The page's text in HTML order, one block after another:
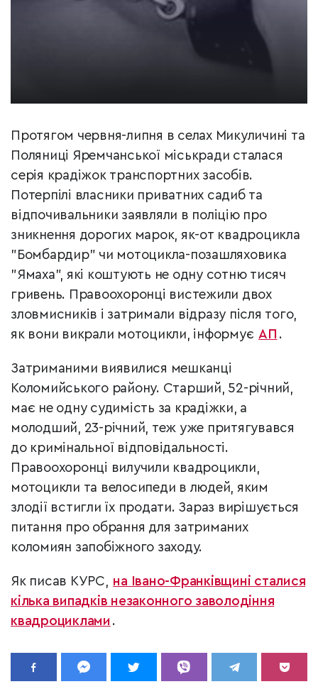
Протягом червня-липня в селах Микуличині та
Поляниці Яремчанської міськради сталася
серія крадіжок транспортних засобів.
Потерпілі власники приватних садиб та
відпочивальники заявляли в поліцію про
зникнення дорогих марок, як-от квадроцикла
"Бомбардир" чи мотоцикла-позашляховика
"Ямаха", які коштують не одну сотню тисяч
гривень. Правоохоронці вистежили двох
зловмисників і затримали відразу після того,
як вони викрали мотоцикли, інформує АП .
Затриманими виявилися мешканці
Коломийського району. Старший, 52-річний,
має не одну судимість за крадіжки, а
молодший, 23-річний, теж уже притягувався
до кримінальної відповідальності.
Правоохоронці вилучили квадроцикли,
мотоцикли та велосипеди в людей, яким
злодії встигли їх продати. Зараз вирішується
питання про обрання для затриманих
коломиян запобіжного заходу.
Як писав КУРС, на Івано-Франківщині сталися
кілька випадків незаконного заволодіння
квадроциклами .